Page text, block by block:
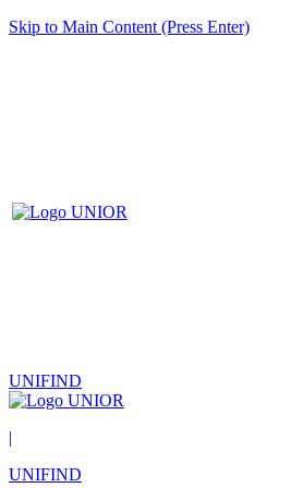
Skip to Main Content (Press Enter)
UNIFIND
|
UNIFIND